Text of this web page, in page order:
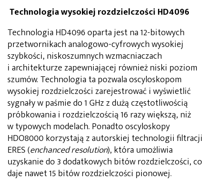
Technologia wysokiej rozdzielczości HD4096
Technologia HD4096 oparta jest na 12-bitowych
przetwornikach analogowo-cyfrowych wysokiej
szybkości, niskoszumnych wzmacniaczach
i architekturze zapewniającej również niski poziom
szumów. Technologia ta pozwala oscyloskopom
wysokiej rozdzielczości zarejestrować i wyświetlić
sygnały w paśmie do 1 GHz z dużą częstotliwością
próbkowania i rozdzielczością 16 razy większą, niż
w typowych modelach. Ponadto oscyloskopy
HDO8000 korzystają z autorskiej technologii filtracji
ERES (enchanced resolution), która umożliwia
uzyskanie do 3 dodatkowych bitów rozdzielczości, co
daje nawet 15 bitów rozdzielczości pionowej.